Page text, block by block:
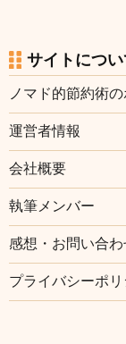
サイトについ
ノマド的節約術
運営者情報
会社概要
執筆メンバー
感想・お問い合わ
プライバシーポリ